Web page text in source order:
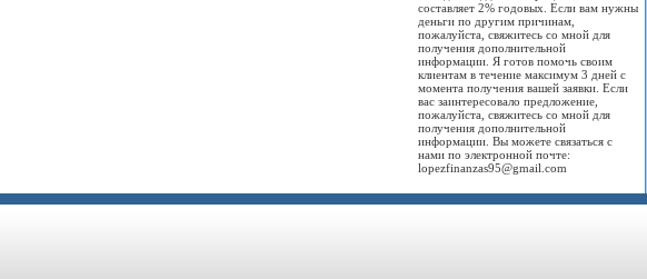
составляет 2% годовых. Если вам нужны
деньги по другим причинам,
пожалуйста, свяжитесь со мной для
получения дополнительной
информации. Я готов помочь своим
клиентам в течение максимум 3 дней с
момента получения вашей заявки. Если
вас заинтересовало предложение,
пожалуйста, свяжитесь со мной для
получения дополнительной
информации. Вы можете связаться с
нами по электронной почте:
lopezfinanzas95@gmail.com